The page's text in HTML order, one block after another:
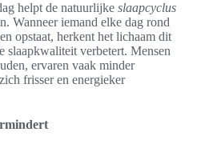
helpt de natuurlijke slaapcyclus
Wanneer iemand elke dag rond
opstaat, herkent het lichaam dit
slaapkwaliteit verbetert. Mensen
ervaren vaak minder
frisser en energieker